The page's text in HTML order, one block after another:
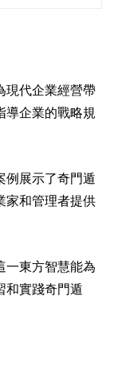
現代企業經營帶
導企業的戰略規
例展示了奇門遁
家和管理者提供
一東方智慧能為
和實踐奇門遁